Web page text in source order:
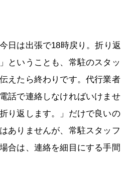
日は出張で18時戻り。折り返
ということも、常駐のスタッ
えたら終わりです。代行業者
話で連絡しなければいけませ
り返します。」だけで良いの
ありませんが、常駐スタッフ
合は、連絡を細目にする手間